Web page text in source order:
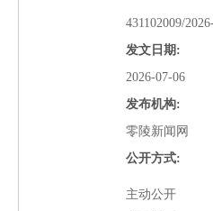
431102009/
发文日期:
2026-07-06
发布机构:
零陵新闻网
公开方式:
主动公开